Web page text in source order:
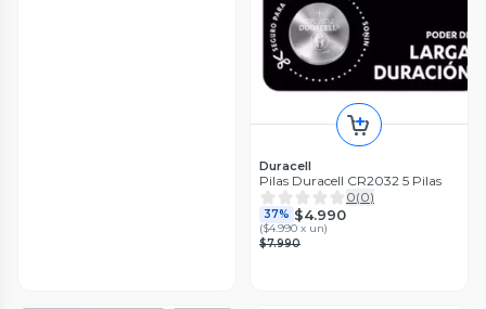
Duracell
Pilas Duracell CR2032 5 Pilas
0(0)
37% $4.990
($4.990 x un)
$7.990